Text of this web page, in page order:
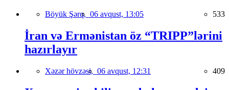
Böyük Şərq, 06 avqust, 13:05 533
İran və Ermənistan öz “TRIPP”lərini
hazırlayır
Xəzər hövzəsi, 06 avqust, 12:31 409